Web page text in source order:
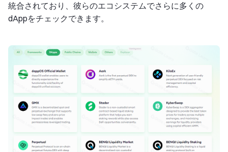
統合されており、彼らのエコシステムでさらに多くの
dAppをチェックできます。